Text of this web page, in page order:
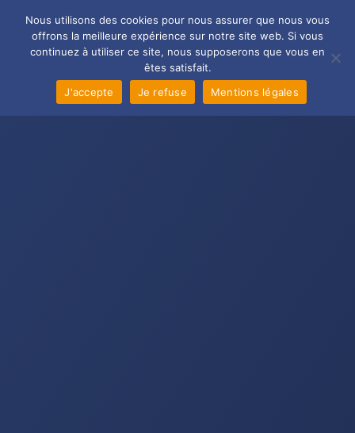
Main
Nous utilisons des cookies pour nous assurer que nous vous
offrons la meilleure expérience sur notre site web. Si vous
continuez à utiliser ce site, nous supposerons que vous en
êtes satisfait.
J'accepte
Je refuse Mentions légales